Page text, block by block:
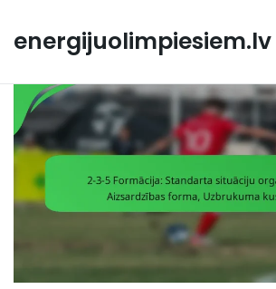
content
energijuolimpiesiem.lv